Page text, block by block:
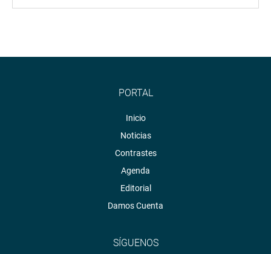
PORTAL
Inicio
Noticias
Contrastes
Agenda
Editorial
Damos Cuenta
SÍGUENOS